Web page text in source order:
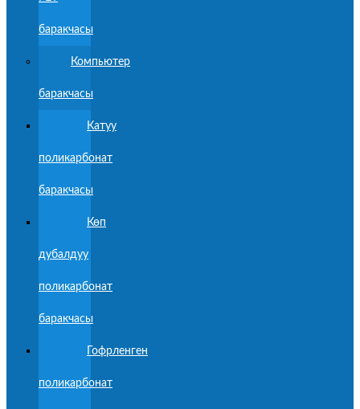
баракчасы
Компьютер
баракчасы
Катуу
поликарбонат
баракчасы
Көп
дубалдуу
поликарбонат
баракчасы
Гофрленген
поликарбонат